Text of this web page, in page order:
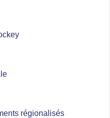
régionalisés